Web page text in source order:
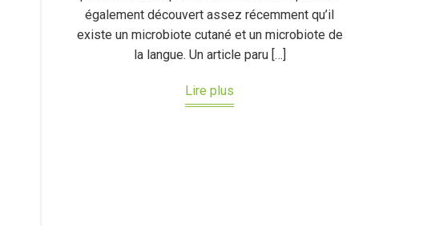
également découvert assez récemment qu’il
existe un microbiote cutané et un microbiote de
la langue. Un article paru […]
Lire plus